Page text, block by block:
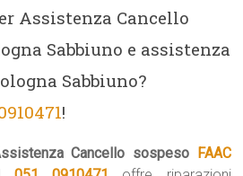
Assistenza Cancello
Sabbiuno e assistenza
Sabbiuno?
!
Cancello sospeso FAAC